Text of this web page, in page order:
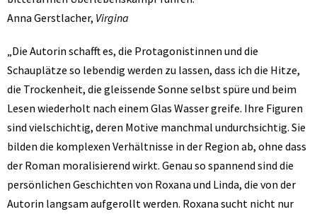
Anna Gerstlacher, Virgina
„Die Autorin schafft es, die Protagonistinnen und die
Schauplätze so lebendig werden zu lassen, dass ich die Hitze,
die Trockenheit, die gleissende Sonne selbst spüre und beim
Lesen wiederholt nach einem Glas Wasser greife. Ihre Figuren
sind vielschichtig, deren Motive manchmal undurchsichtig. Sie
bilden die komplexen Verhältnisse in der Region ab, ohne dass
der Roman moralisierend wirkt. Genau so spannend sind die
persönlichen Geschichten von Roxana und Linda, die von der
Autorin langsam aufgerollt werden. Roxana sucht nicht nur